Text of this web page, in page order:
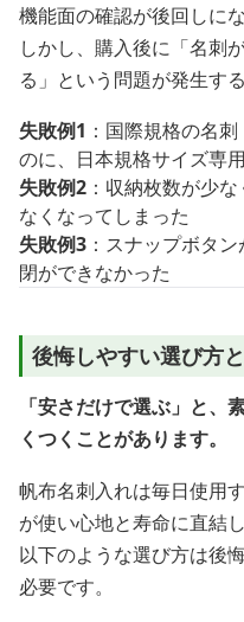
機能面の確認が後回しに
しかし、購入後に「名刺
る」という問題が発生す
失敗例1 ：国際規格の名
のに、日本規格サイズ専
失敗例2 ：収納枚数が少
なくなってしまった
失敗例3 ：スナップボタ
閉ができなかった
後悔しやすい選び方
「安さだけで選ぶ」と、
くつくことがあります。
帆布名刺入れは毎日使用
が使い心地と寿命に直結し
以下のような選び方は後
必要です。